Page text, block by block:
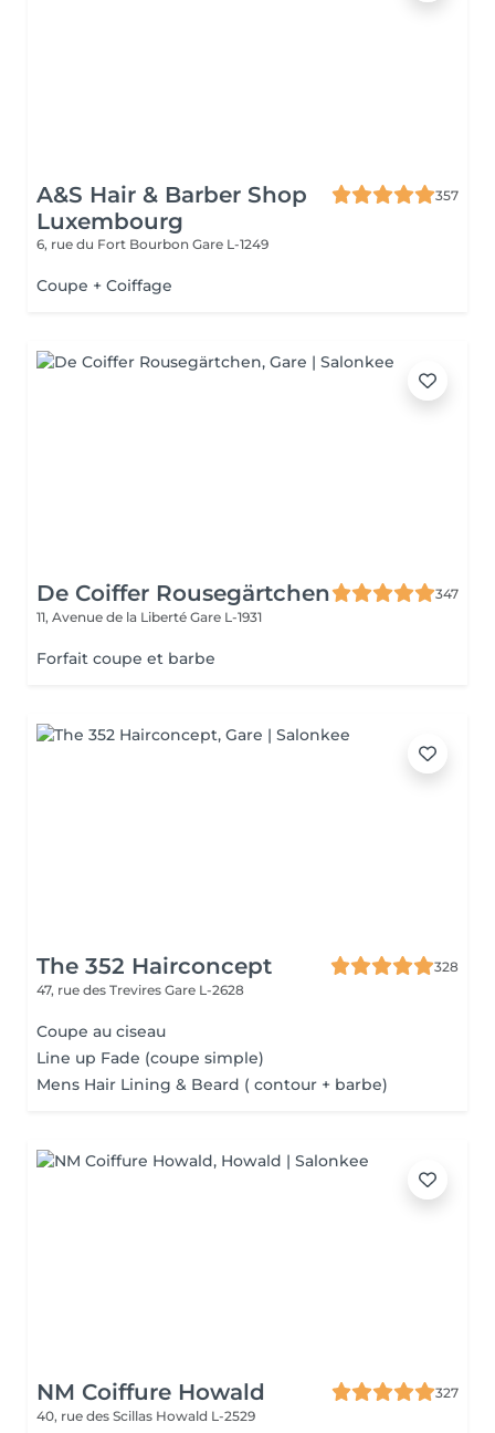
A&S Hair & Barber Shop
Luxembourg
357
6, rue du Fort Bourbon Gare L-1249
Coupe + Coiffage
De Coiffer Rousegärtchen
347
11, Avenue de la Liberté Gare L-1931
Forfait coupe et barbe
The 352 Hairconcept
328
47, rue des Trevires Gare L-2628
Coupe au ciseau
Line up Fade (coupe simple)
Mens Hair Lining & Beard ( contour + barbe)
NM Coiffure Howald
327
40, rue des Scillas Howald L-2529